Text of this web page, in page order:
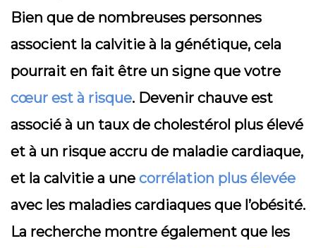
Bien que de nombreuses personnes
associent la calvitie à la génétique, cela
pourrait en fait être un signe que votre
cœur est à risque. Devenir chauve est
associé à un taux de cholestérol plus élevé
et à un risque accru de maladie cardiaque,
et la calvitie a une corrélation plus élevée
avec les maladies cardiaques que l’obésité.
La recherche montre également que les